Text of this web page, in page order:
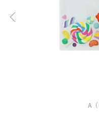
A（